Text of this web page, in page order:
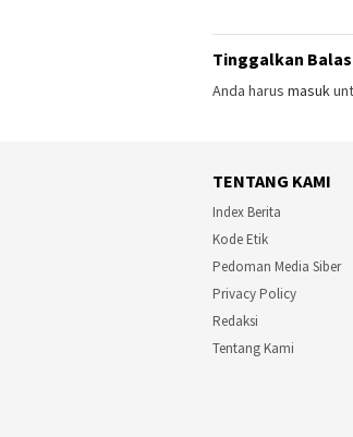
Tinggalkan
Anda harus masuk
TENTANG KAMI
Index Berita
Kode Etik
Pedoman Media Siber
Privacy Policy
Redaksi
Tentang Kami